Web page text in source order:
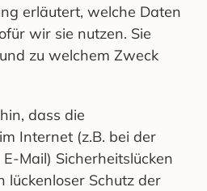
erläutert, welche Daten
wir sie nutzen. Sie
zu welchem Zweck
dass die
Internet (z.B. bei der
Mail) Sicherheitslücken
lückenloser Schutz der